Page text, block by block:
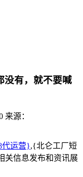
没有，就不要喊
来源：
代运营},{北仑工厂短
关信息发布和资讯展